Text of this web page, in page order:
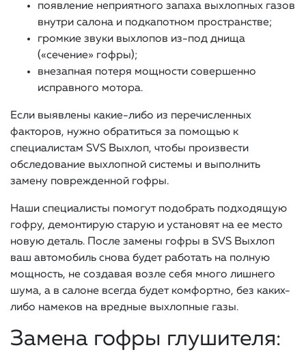
появление неприятного запаха выхлопных газов
внутри салона и подкапотном пространстве;
громкие звуки выхлопов из-под днища
(«сечение» гофры);
внезапная потеря мощности совершенно
исправного мотора.
Если выявлены какие-либо из перечисленных
факторов, нужно обратиться за помощью к
специалистам SVS Выхлоп, чтобы произвести
обследование выхлопной системы и выполнить
замену поврежденной гофры.
Наши специалисты помогут подобрать подходящую
гофру, демонтирую старую и установят на ее место
новую деталь. После замены гофры в SVS Выхлоп
ваш автомобиль снова будет работать на полную
мощность, не создавая возле себя много лишнего
шума, а в салоне всегда будет комфортно, без каких-
либо намеков на вредные выхлопные газы.
Замена гофры глушителя: